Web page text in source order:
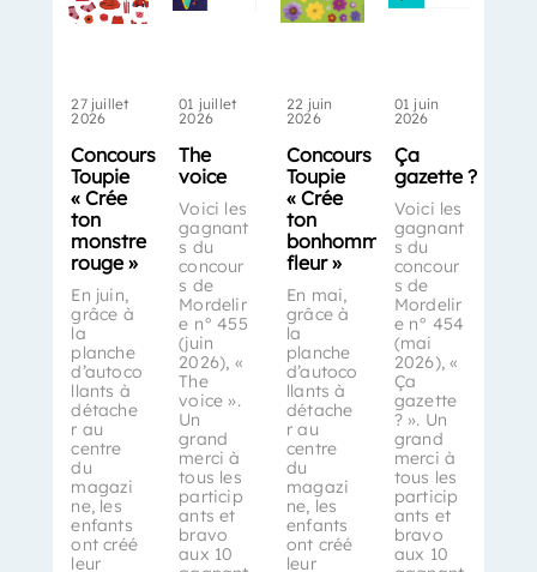
27 juillet
2026
Concours
Toupie
« Crée
ton
monstre
rouge »
En juin,
grâce à
la
planche
d’autoco
llants à
détache
r au
centre
du
magazi
ne, les
enfants
ont créé
leur
01 juillet
2026
The
voice
Voici les
gagnant
s du
concour
s de
Mordelir
e n° 455
(juin
2026), «
The
voice ».
Un
grand
merci à
tous les
particip
ants et
bravo
aux 10
22 juin
2026
Concours
Toupie
« Crée
ton
bonhomme-
fleur »
En mai,
grâce à
la
planche
d’autoco
llants à
détache
r au
centre
du
magazi
ne, les
enfants
ont créé
leur
01 juin
2026
Ça
gazette ?
Voici les
gagnant
s du
concour
s de
Mordelir
e n° 454
(mai
2026), «
Ça
gazette
? ». Un
grand
merci à
tous les
particip
ants et
bravo
aux 10